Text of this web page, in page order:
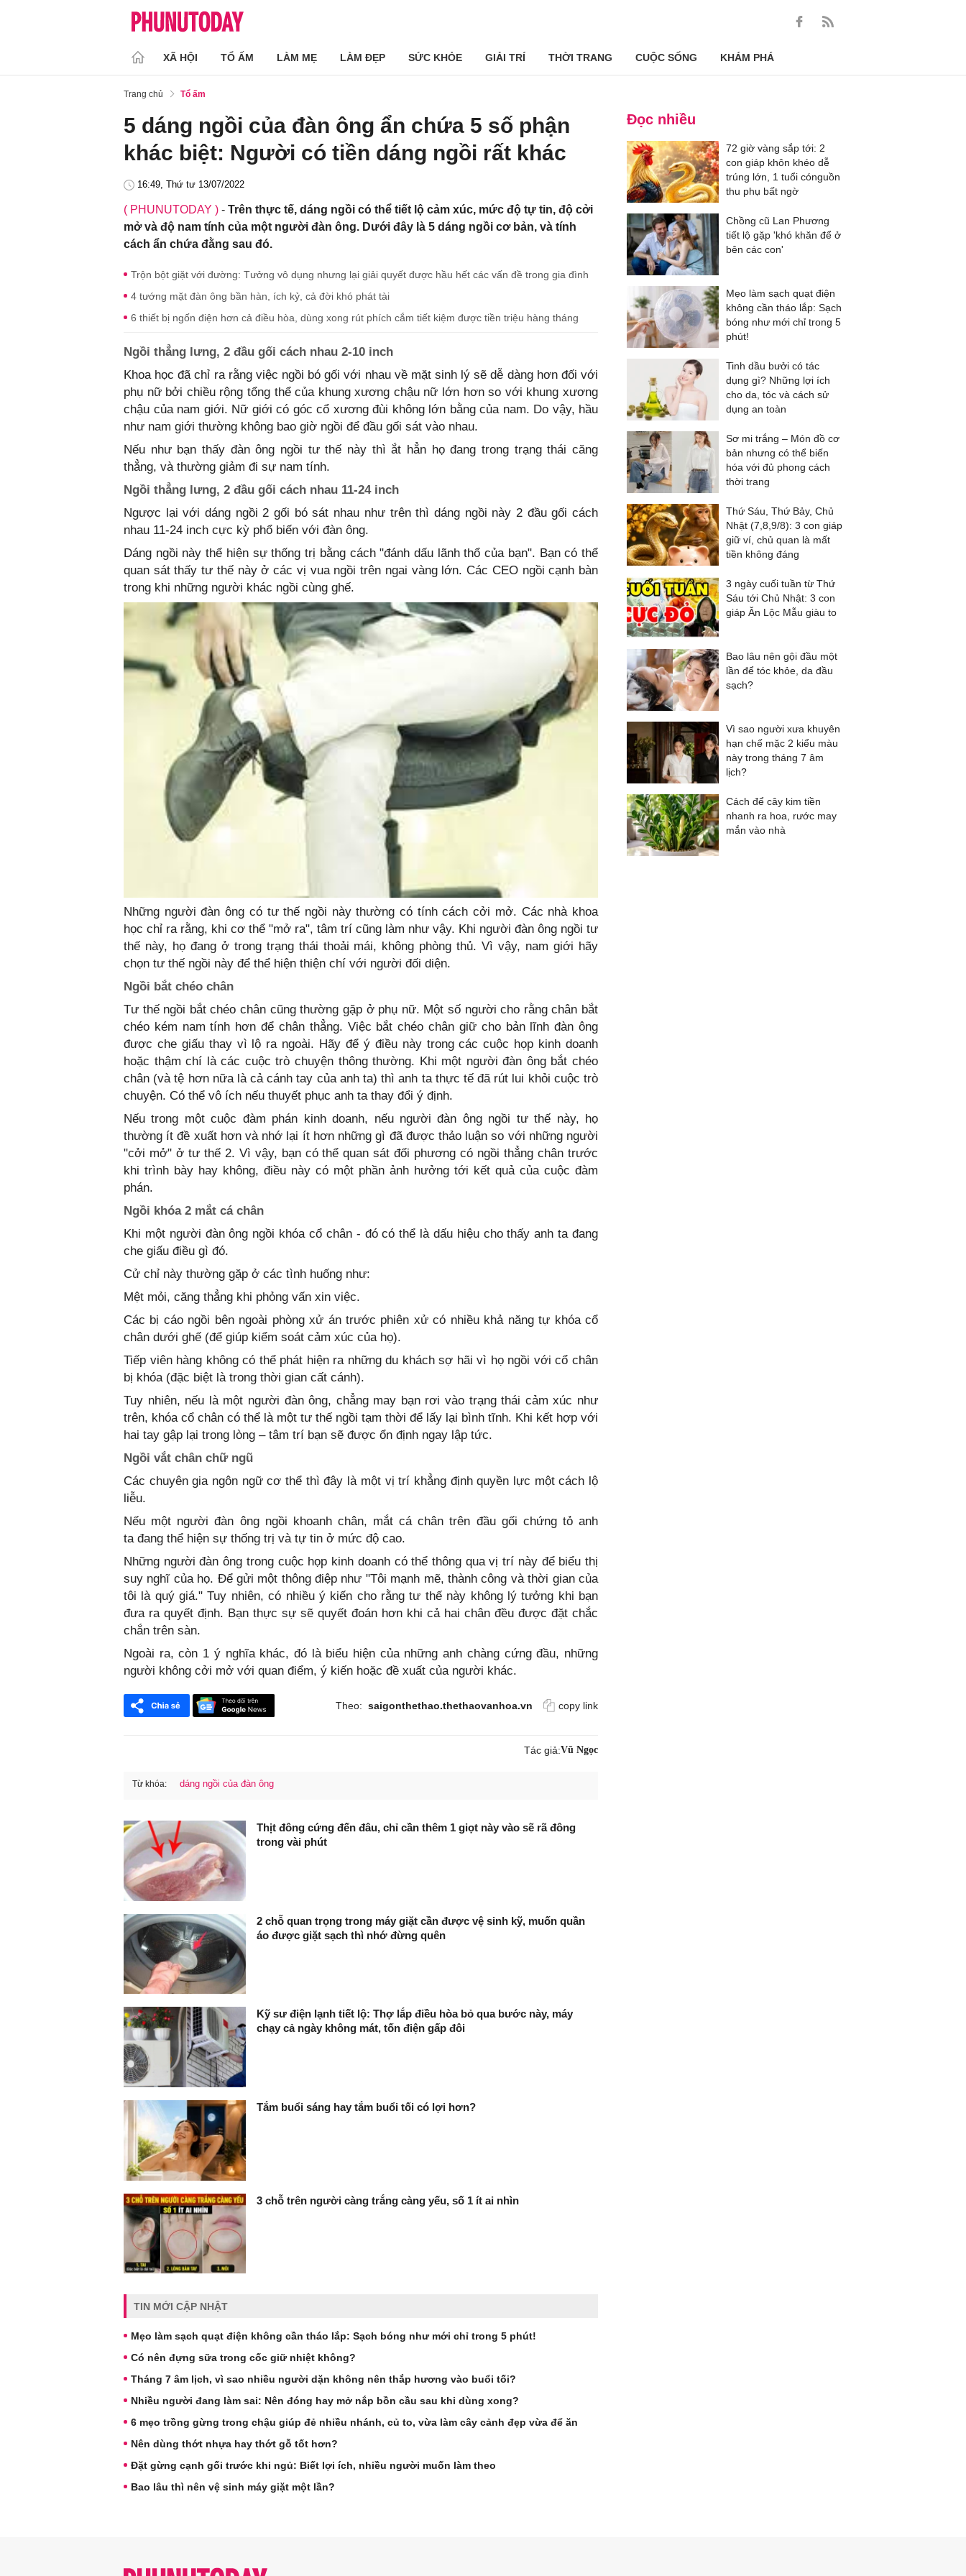
XÃ HỘI TỔ ẤM LÀM MẸ LÀM ĐẸP SỨC KHỎE GIẢI TRÍ THỜI TRANG CUỘC SỐNG KHÁM PHÁ
Trang chủ Tổ ấm
5 dáng ngồi của đàn ông ẩn chứa 5 số phận
khác biệt: Người có tiền dáng ngồi rất khác
16:49, Thứ tư 13/07/2022
( PHUNUTODAY ) - Trên thực tế, dáng ngồi có thể tiết lộ cảm xúc, mức độ tự tin, độ cởi
mở và độ nam tính của một người đàn ông. Dưới đây là 5 dáng ngồi cơ bản, và tính
cách ẩn chứa đằng sau đó.
Trộn bột giặt với đường: Tưởng vô dụng nhưng lại giải quyết được hầu hết các vấn đề trong gia đình
4 tướng mặt đàn ông bần hàn, ích kỷ, cả đời khó phát tài
6 thiết bị ngốn điện hơn cả điều hòa, dùng xong rút phích cắm tiết kiệm được tiền triệu hàng tháng
Ngồi thẳng lưng, 2 đầu gối cách nhau 2-10 inch
Khoa học đã chỉ ra rằng việc ngồi bó gối với nhau về mặt sinh lý sẽ dễ dàng hơn đối với
phụ nữ bởi chiều rộng tổng thể của khung xương chậu nữ lớn hơn so với khung xương
chậu của nam giới. Nữ giới có góc cổ xương đùi không lớn bằng của nam. Do vậy, hầu
như nam giới thường không bao giờ ngồi để đầu gối sát vào nhau.
Nếu như bạn thấy đàn ông ngồi tư thế này thì ắt hẳn họ đang trong trạng thái căng
thẳng, và thường giảm đi sự nam tính.
Ngồi thẳng lưng, 2 đầu gối cách nhau 11-24 inch
Ngược lại với dáng ngồi 2 gối bó sát nhau như trên thì dáng ngồi này 2 đầu gối cách
nhau 11-24 inch cực kỳ phổ biến với đàn ông.
Dáng ngồi này thể hiện sự thống trị bằng cách "đánh dấu lãnh thổ của bạn". Bạn có thể
quan sát thấy tư thế này ở các vị vua ngồi trên ngai vàng lớn. Các CEO ngồi cạnh bàn
trong khi những người khác ngồi cùng ghế.
Những người đàn ông có tư thế ngồi này thường có tính cách cởi mở. Các nhà khoa
học chỉ ra rằng, khi cơ thể "mở ra", tâm trí cũng làm như vậy. Khi người đàn ông ngồi tư
thế này, họ đang ở trong trạng thái thoải mái, không phòng thủ. Vì vậy, nam giới hãy
chọn tư thế ngồi này để thể hiện thiện chí với người đối diện.
Ngồi bắt chéo chân
Tư thế ngồi bắt chéo chân cũng thường gặp ở phụ nữ. Một số người cho rằng chân bắt
chéo kém nam tính hơn để chân thẳng. Việc bắt chéo chân giữ cho bản lĩnh đàn ông
được che giấu thay vì lộ ra ngoài. Hãy để ý điều này trong các cuộc họp kinh doanh
hoặc thậm chí là các cuộc trò chuyện thông thường. Khi một người đàn ông bắt chéo
chân (và tệ hơn nữa là cả cánh tay của anh ta) thì anh ta thực tế đã rút lui khỏi cuộc trò
chuyện. Có thể vô ích nếu thuyết phục anh ta thay đổi ý định.
Nếu trong một cuộc đàm phán kinh doanh, nếu người đàn ông ngồi tư thế này, họ
thường ít đề xuất hơn và nhớ lại ít hơn những gì đã được thảo luận so với những người
"cởi mở" ở tư thế 2. Vì vậy, bạn có thể quan sát đối phương có ngồi thẳng chân trước
khi trình bày hay không, điều này có một phần ảnh hưởng tới kết quả của cuộc đàm
phán.
Ngồi khóa 2 mắt cá chân
Khi một người đàn ông ngồi khóa cổ chân - đó có thể là dấu hiệu cho thấy anh ta đang
che giấu điều gì đó.
Cử chỉ này thường gặp ở các tình huống như:
Mệt mỏi, căng thẳng khi phỏng vấn xin việc.
Các bị cáo ngồi bên ngoài phòng xử án trước phiên xử có nhiều khả năng tự khóa cổ
chân dưới ghế (để giúp kiểm soát cảm xúc của họ).
Tiếp viên hàng không có thể phát hiện ra những du khách sợ hãi vì họ ngồi với cổ chân
bị khóa (đặc biệt là trong thời gian cất cánh).
Tuy nhiên, nếu là một người đàn ông, chẳng may bạn rơi vào trạng thái cảm xúc như
trên, khóa cổ chân có thể là một tư thế ngồi tạm thời để lấy lại bình tĩnh. Khi kết hợp với
hai tay gập lại trong lòng – tâm trí bạn sẽ được ổn định ngay lập tức.
Ngồi vắt chân chữ ngũ
Các chuyên gia ngôn ngữ cơ thể thì đây là một vị trí khẳng định quyền lực một cách lộ
liễu.
Nếu một người đàn ông ngồi khoanh chân, mắt cá chân trên đầu gối chứng tỏ anh
ta đang thể hiện sự thống trị và tự tin ở mức độ cao.
Những người đàn ông trong cuộc họp kinh doanh có thể thông qua vị trí này để biểu thị
suy nghĩ của họ. Để gửi một thông điệp như "Tôi mạnh mẽ, thành công và thời gian của
tôi là quý giá." Tuy nhiên, có nhiều ý kiến cho rằng tư thế này không lý tưởng khi bạn
đưa ra quyết định. Bạn thực sự sẽ quyết đoán hơn khi cả hai chân đều được đặt chắc
chắn trên sàn.
Ngoài ra, còn 1 ý nghĩa khác, đó là biểu hiện của những anh chàng cứng đầu, những
người không cởi mở với quan điểm, ý kiến hoặc đề xuất của người khác.
Theo: saigonthethao.thethaovanhoa.vn copy link
Tác giả:Vũ Ngọc
Từ khóa: dáng ngồi của đàn ông
Thịt đông cứng đến đâu, chỉ cần thêm 1 giọt này vào sẽ rã đông
trong vài phút
2 chỗ quan trọng trong máy giặt cần được vệ sinh kỹ, muốn quần
áo được giặt sạch thì nhớ đừng quên
Kỹ sư điện lạnh tiết lộ: Thợ lắp điều hòa bỏ qua bước này, máy
chạy cả ngày không mát, tốn điện gấp đôi
Tắm buổi sáng hay tắm buổi tối có lợi hơn?
3 chỗ trên người càng trắng càng yếu, số 1 ít ai nhìn
TIN MỚI CẬP NHẬT
Mẹo làm sạch quạt điện không cần tháo lắp: Sạch bóng như mới chỉ trong 5 phút!
Có nên đựng sữa trong cốc giữ nhiệt không?
Tháng 7 âm lịch, vì sao nhiều người dặn không nên thắp hương vào buổi tối?
Nhiều người đang làm sai: Nên đóng hay mở nắp bồn cầu sau khi dùng xong?
6 mẹo trồng gừng trong chậu giúp đẻ nhiều nhánh, củ to, vừa làm cây cảnh đẹp vừa để ăn
Nên dùng thớt nhựa hay thớt gỗ tốt hơn?
Đặt gừng cạnh gối trước khi ngủ: Biết lợi ích, nhiều người muốn làm theo
Bao lâu thì nên vệ sinh máy giặt một lần?
Đọc nhiều
72 giờ vàng sắp tới: 2
con giáp khôn khéo dễ
trúng lớn, 1 tuổi cónguồn
thu phụ bất ngờ
Chồng cũ Lan Phương
tiết lộ gặp 'khó khăn để ở
bên các con'
Mẹo làm sạch quạt điện
không cần tháo lắp: Sạch
bóng như mới chỉ trong 5
phút!
Tinh dầu bưởi có tác
dụng gì? Những lợi ích
cho da, tóc và cách sử
dụng an toàn
Sơ mi trắng – Món đồ cơ
bản nhưng có thể biến
hóa với đủ phong cách
thời trang
Thứ Sáu, Thứ Bảy, Chủ
Nhật (7,8,9/8): 3 con giáp
giữ ví, chủ quan là mất
tiền không đáng
3 ngày cuối tuần từ Thứ
Sáu tới Chủ Nhật: 3 con
giáp Ăn Lộc Mẫu giàu to
Bao lâu nên gội đầu một
lần để tóc khỏe, da đầu
sạch?
Vì sao người xưa khuyên
hạn chế mặc 2 kiểu màu
này trong tháng 7 âm
lịch?
Cách để cây kim tiền
nhanh ra hoa, rước may
mắn vào nhà